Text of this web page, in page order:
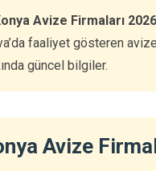
GOLD
Avize Firmaları
faaliyet gösteren
güncel bilgiler.
Avize